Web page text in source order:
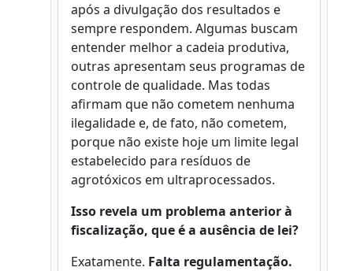
após a divulgação dos resultados e
sempre respondem. Algumas buscam
entender melhor a cadeia produtiva,
outras apresentam seus programas de
controle de qualidade. Mas todas
afirmam que não cometem nenhuma
ilegalidade e, de fato, não cometem,
porque não existe hoje um limite legal
estabelecido para resíduos de
agrotóxicos em ultraprocessados.
Isso revela um problema anterior à
fiscalização, que é a ausência de lei?
Exatamente. Falta regulamentação.